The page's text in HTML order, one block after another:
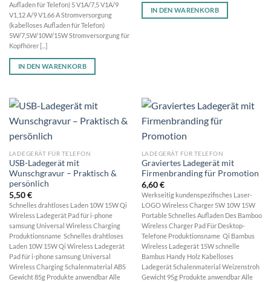
Aufladen für Telefon) 5 V1A/7,5 V1A/9
V1,12 A/9 V1,66 A Stromversorgung
(kabelloses Aufladen für Telefon)
5W/7,5W/10W/15W Stromversorgung für
Kopfhörer [...]
IN DEN WARENKORB
IN DEN WARENKORB
LADEGERÄT FÜR TELEFON
USB-Ladegerät mit
Wunschgravur – Praktisch &
persönlich
5,50€
Schnelles drahtloses Laden 10W 15W Qi
Wireless Ladegerät Pad für i-phone
samsung Universal Wireless Charging
Produktionsname Schnelles drahtloses
Laden 10W 15W Qi Wireless Ladegerät
Pad für i-phone samsung Universal
Wireless Charging Schalenmaterial ABS
Gewicht 85g Produkte anwendbar Alle
LADEGERÄT FÜR TELEFON
Graviertes Ladegerät mit
Firmenbranding für Promotion
6,60€
Werkseitig kundenspezifisches Laser-
LOGO Wireless Charger 5W 10W 15W
Portable Schnelles Aufladen Des Bamboo
Wireless Charger Pad Für Desktop-
Telefone Produktionsname Qi Bambus
Wireless Ladegerät 15W schnelle
Bambus Handy Holz Kabelloses
Ladegerät Schalenmaterial Weizenstroh
Gewicht 95g Produkte anwendbar Alle